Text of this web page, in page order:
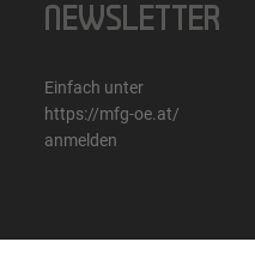
NEWSLETTER
Einfach unter
https://mfg-oe.at/
anmelden